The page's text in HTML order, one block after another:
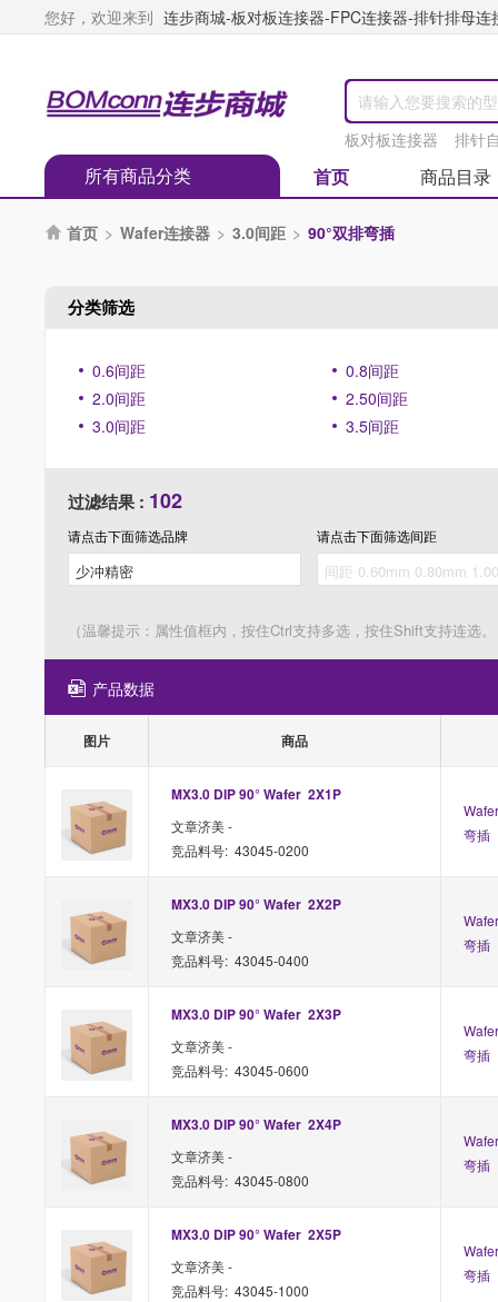
您好，欢迎来到 连步商城-板对板连接器-FPC连接器-排针排母
板对板连接器 排针
所有商品分类 首页 商品目录
 首页 > Wafer连接器 > 3.0间距 > 90°双排弯插
分类筛选
0.6间距
0.8间距
2.0间距
2.50间距
3.0间距
3.5间距
过滤结果 : 102
请点击下面筛选品牌 请点击下面筛选间距
（温馨提示：属性值框内，按住Ctrl支持多选，按住Shift支持连选
产品数据
图片 商品
MX3.0 DIP 90° Wafer  2X1P
文章济美 -
竞品料号: 43045-0200
弯插
MX3.0 DIP 90° Wafer  2X2P
文章济美 -
竞品料号: 43045-0400
弯插
MX3.0 DIP 90° Wafer  2X3P
文章济美 -
竞品料号: 43045-0600
弯插
MX3.0 DIP 90° Wafer  2X4P
文章济美 -
竞品料号: 43045-0800
弯插
MX3.0 DIP 90° Wafer  2X5P
文章济美 -
竞品料号: 43045-1000
弯插